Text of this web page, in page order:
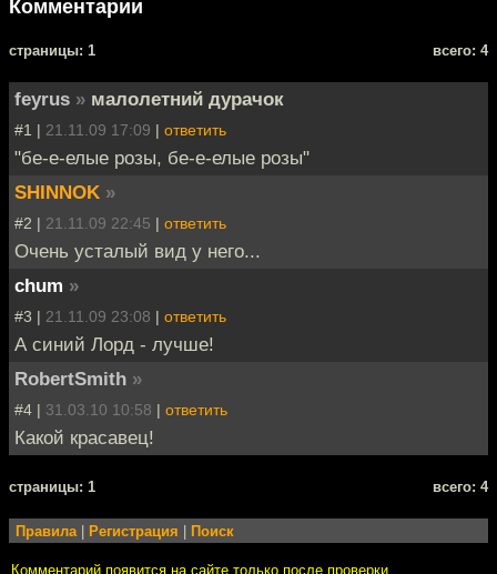
Комментарии
cтраницы: 1 всего: 4
feyrus » малолетний дурачок
#1 | 21.11.09 17:09 | ответить
"бе-е-елые розы, бе-е-елые розы"
SHINNOK »
#2 | 21.11.09 22:45 | ответить
Очень усталый вид у него...
chum »
#3 | 21.11.09 23:08 | ответить
А синий Лорд - лучше!
RobertSmith »
#4 | 31.03.10 10:58 | ответить
Какой красавец!
cтраницы: 1 всего: 4
Правила| Регистрация Поиск
Комментарий появится на сайте только после проверки